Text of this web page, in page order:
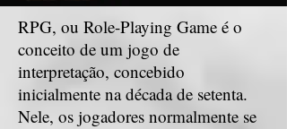
RPG, ou Role-Playing Game é o
conceito de um jogo de
interpretação, concebido
inicialmente na década de setenta.
Nele, os jogadores normalmente se